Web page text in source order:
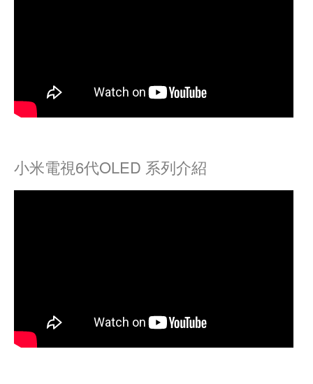
小米電視6代OLED 系列介紹